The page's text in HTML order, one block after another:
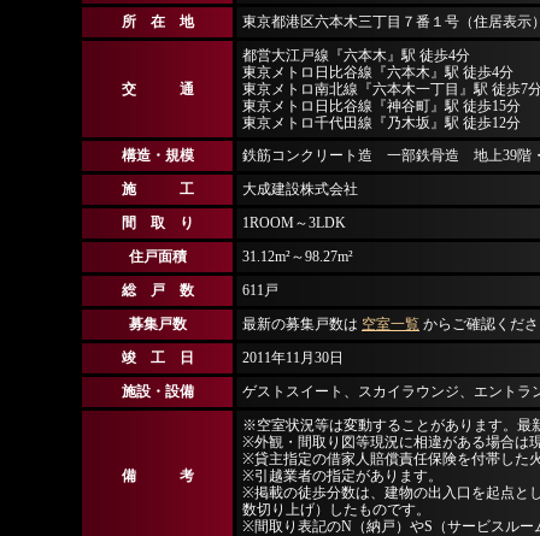
所 在 地
東京都港区六本木三丁目７番１号（住居表示
交 通
都営大江戸線『六本木』駅 徒歩4分
東京メトロ日比谷線『六本木』駅 徒歩4分
東京メトロ南北線『六本木一丁目』駅 徒歩7
東京メトロ日比谷線『神谷町』駅 徒歩15分
東京メトロ千代田線『乃木坂』駅 徒歩12分
構造・規模
鉄筋コンクリート造 一部鉄骨造 地上39階
施 工
大成建設株式会社
間 取 り
1ROOM～3LDK
住戸面積
31.12m²～98.27m²
総 戸 数
611戸
募集戸数
最新の募集戸数は 空室一覧 からご確認くだ
竣 工 日
2011年11月30日
施設・設備
ゲストスイート、スカイラウンジ、エント
備 考
※空室状況等は変動することがあります。最
※外観・間取り図等現況に相違がある場合は
※貸主指定の借家人賠償責任保険を付帯した
※引越業者の指定があります。
※掲載の徒歩分数は、建物の出入口を起点と
数切り上げ）したものです。
※間取り表記のN（納戸）やS（サービスル